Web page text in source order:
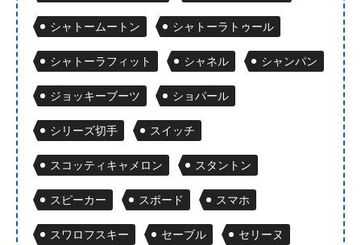
シャトームートン シャトーラトゥール
シャトーラフィット シャネル シャンパン
ジョッキーブーツ ショパール
シリーズ切手 スイッチ
スコッティキャメロン スタントン
スピーカー スポード スマホ
スワロフスキー セーブル セリーヌ